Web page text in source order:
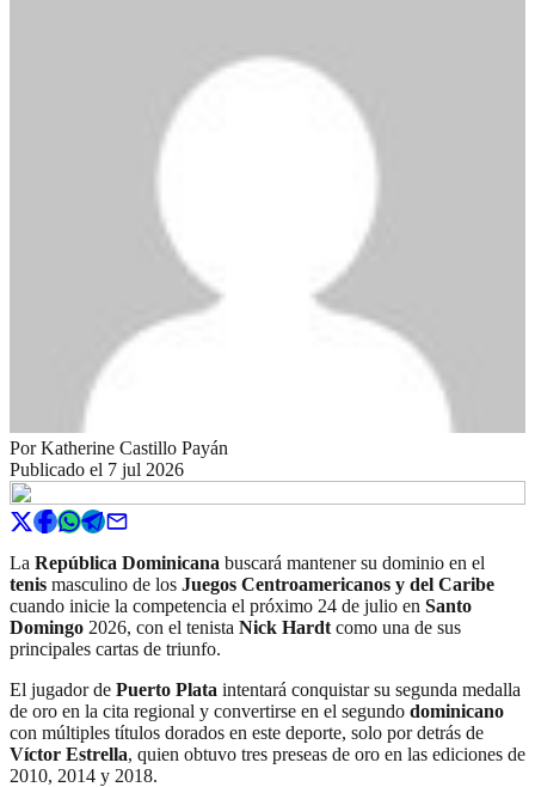
PorKatherine Castillo Payán
Publicado el 7 jul 2026
La República Dominicana buscará mantener su dominio en el
tenis masculino de los Juegos Centroamericanos y del Caribe
cuando inicie la competencia el próximo 24 de julio en Santo
Domingo 2026, con el tenista Nick Hardt como una de sus
principales cartas de triunfo.
El jugador de Puerto Plata intentará conquistar su segunda medalla
de oro en la cita regional y convertirse en el segundo dominicano
con múltiples títulos dorados en este deporte, solo por detrás de
Víctor Estrella, quien obtuvo tres preseas de oro en las ediciones de
2010, 2014 y 2018.